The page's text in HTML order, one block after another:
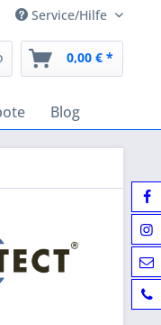
Service/Hilfe
0,00 € *
Blog